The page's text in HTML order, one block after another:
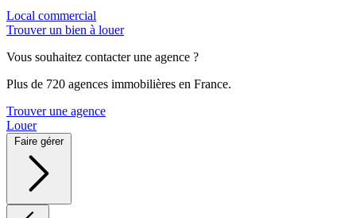
Local commercial
Trouver un bien à louer
Vous souhaitez contacter une agence ?
Plus de 720 agences immobilières en France.
Trouver une agence
Louer
Faire gérer